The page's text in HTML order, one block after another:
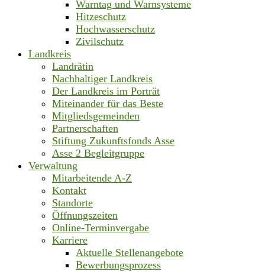
Warntag und Warnsysteme
Hitzeschutz
Hochwasserschutz
Zivilschutz
Landkreis
Landrätin
Nachhaltiger Landkreis
Der Landkreis im Porträt
Miteinander für das Beste
Mitgliedsgemeinden
Partnerschaften
Stiftung Zukunftsfonds Asse
Asse 2 Begleitgruppe
Verwaltung
Mitarbeitende A-Z
Kontakt
Standorte
Öffnungszeiten
Online-Terminvergabe
Karriere
Aktuelle Stellenangebote
Bewerbungsprozess